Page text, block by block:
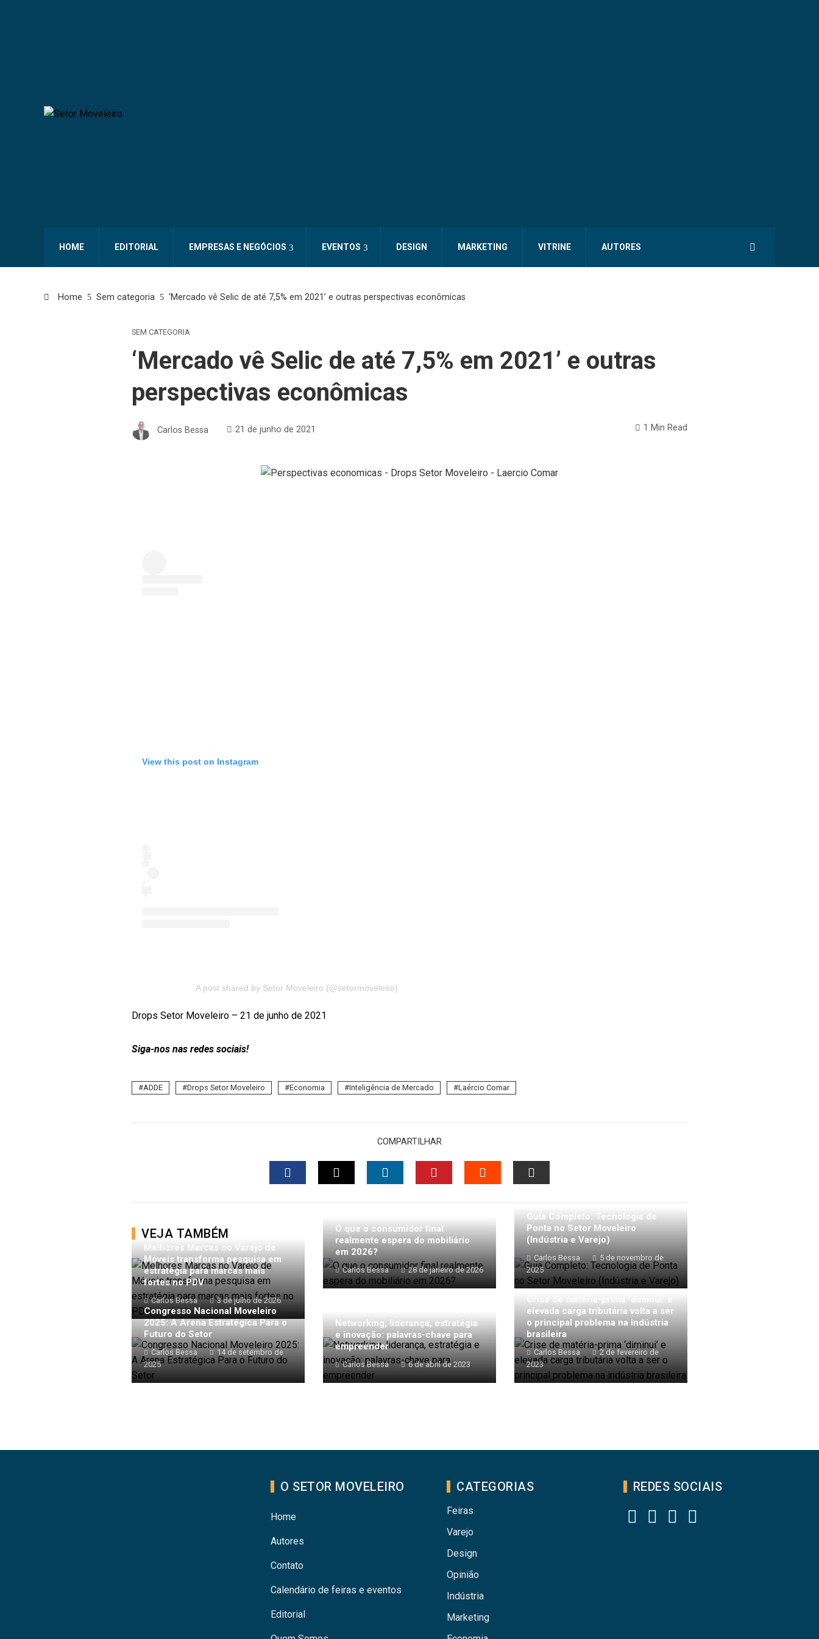
HOME EDITORIAL EMPRESAS E NEGÓCIOS EVENTOS DESIGN MARKETING VITRINE AUTORES
Home Sem categoria ‘Mercado vê Selic de até 7,5% em 2021’ e outras perspectivas econômicas
SEM CATEGORIA
‘Mercado vê Selic de até 7,5% em 2021’ e outras
perspectivas econômicas
Carlos Bessa 21 de junho de 2021 1 Min Read
View this post on Instagram
A post shared by Setor Moveleiro (@setormoveleiro)
Drops Setor Moveleiro – 21 de junho de 2021
Siga-nos nas redes sociais!
ADDE Drops Setor Moveleiro Economia Inteligência de Mercado Laércio Comar
COMPARTILHAR
VEJA TAMBÉM
Melhores Marcas no Varejo de
Móveis transforma pesquisa em
estratégia para marcas mais
fortes no PDV
Carlos Bessa 3 de julho de 2026
O que o consumidor final
realmente espera do mobiliário
em 2026?
Carlos Bessa 28 de janeiro de 2026
Guia Completo: Tecnologia de
Ponta no Setor Moveleiro
(Indústria e Varejo)
Carlos Bessa
5 de novembro de
2025
Congresso Nacional Moveleiro
2025: A Arena Estratégica Para o
Futuro do Setor
Carlos Bessa
14 de setembro de
2025
Networking, liderança, estratégia
e inovação: palavras-chave para
empreender
Carlos Bessa 6 de abril de 2023
Crise de matéria-prima ‘diminui’ e
elevada carga tributária volta a ser
o principal problema na indústria
brasileira
Carlos Bessa
2 de fevereiro de
2023
O SETOR MOVELEIRO
Home
Autores
Contato
Calendário de feiras e eventos
Editorial
CATEGORIAS
Feiras
Varejo
Design
Opinião
Indústria
Marketing
REDES SOCIAIS